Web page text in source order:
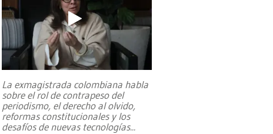
La exmagistrada colombiana habla
sobre el rol de contrapeso del
periodismo, el derecho al olvido,
reformas constitucionales y los
desafíos de nuevas tecnologías...